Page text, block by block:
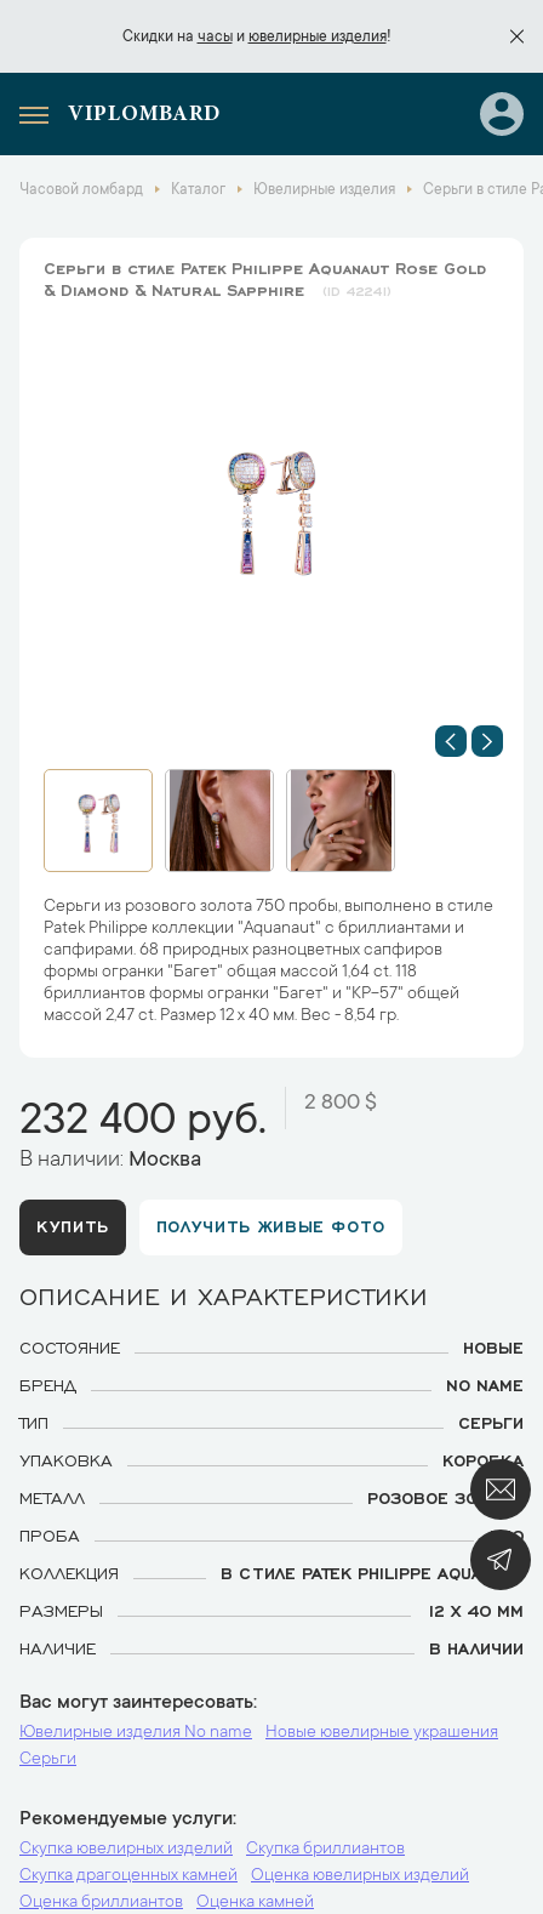
Скидки на часыи ювелирные изделия!
Скидки начасы
VIPLOMBARD
Часовой ломбард Каталог Ювелирные изделия Серьги в стиле
Серьги в стиле Patek Philippe Aquanaut Rose Gold
& Diamond & Natural Sapphire
42241
Серьги из розового золота 750 пробы, выполнено в стиле
Patek Philippe коллекции "Aquanaut" c бриллиантами и
сапфирами. 68 природных разноцветных сапфиров
формы огранки "Багет" общая массой 1,64 ct. 118
бриллиантов формы огранки "Багет" и "КР-57" общей
массой 2,47 ct. Размер 12 х 40 мм. Вес - 8,54 гр.
232 400 руб. 2 800 $
В наличии: Москва
КУПИТЬ ПОЛУЧИТЬ ЖИВЫЕ ФОТО
ОПИСАНИЕ И ХАРАКТЕРИСТИКИ
СОСТОЯНИЕ
НОВЫЕ
БРЕНД
NO NAME
ТИП
СЕРЬГИ
УПАКОВКА
КОРОБКА
МЕТАЛЛ
РОЗОВОЕ ЗОЛОТО
ПРОБА
750
КОЛЛЕКЦИЯ
В СТИЛЕ PATEK PHILIPPE AQUANAUT
РАЗМЕРЫ
12 Х 40 ММ
НАЛИЧИЕ
В НАЛИЧИИ
Вас могут заинтересовать
Ювелирные изделия No name
Новые ювелирные украшения
Серьги
Рекомендуемые услуги
Скупка ювелирных изделий
Скупка бриллиантов
Скупка драгоценных камней
Оценка ювелирных изделий
Оценка бриллиантов
Оценка камней